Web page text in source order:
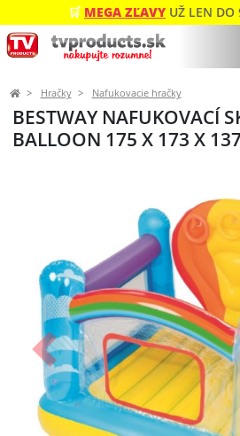
🛒 MEGA ZĽAVY UŽ LEN DO
Hračky Nafukovacie hračky
BESTWAY NAFUKOVACÍ
BALLOON 175 X 173 X
Predchádzajúci